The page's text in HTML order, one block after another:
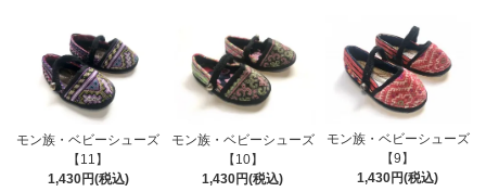
モン族・ベビーシューズ
【11】
1,430円(税込)
モン族・ベビーシューズ
【10】
1,430円(税込)
モン族・ベビーシューズ
【9】
1,430円(税込)